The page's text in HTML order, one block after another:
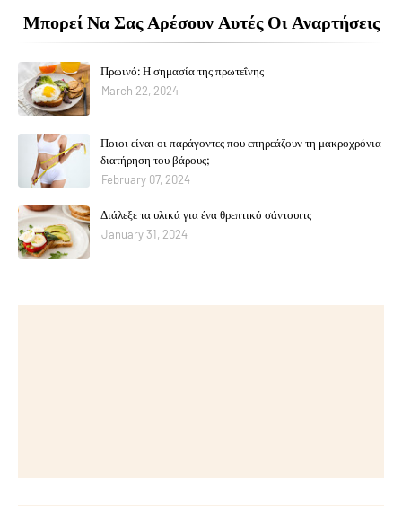
Μπορεί Να Σας Αρέσουν Αυτές Οι Αναρτήσεις
Πρωινό: Η σημασία της πρωτεΐνης
March 22, 2024
Ποιοι είναι οι παράγοντες που επηρεάζουν τη μακροχρόνια
διατήρηση του βάρους;
February 07, 2024
Διάλεξε τα υλικά για ένα θρεπτικό σάντουιτς
January 31, 2024